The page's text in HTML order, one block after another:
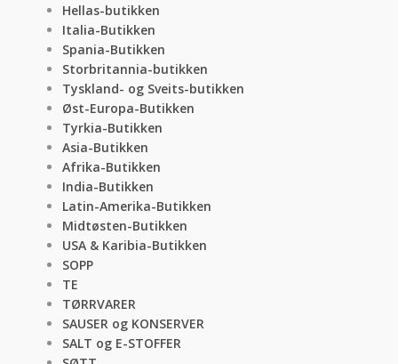
Hellas-butikken
Italia-Butikken
Spania-Butikken
Storbritannia-butikken
Tyskland- og Sveits-butikken
Øst-Europa-Butikken
Tyrkia-Butikken
Asia-Butikken
Afrika-Butikken
India-Butikken
Latin-Amerika-Butikken
Midtøsten-Butikken
USA & Karibia-Butikken
SOPP
TE
TØRRVARER
SAUSER og KONSERVER
SALT og E-STOFFER